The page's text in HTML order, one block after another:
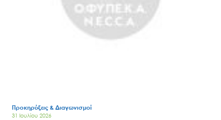
Προκηρύξεις & Διαγωνισμοί
31 Ιουλίου 2026